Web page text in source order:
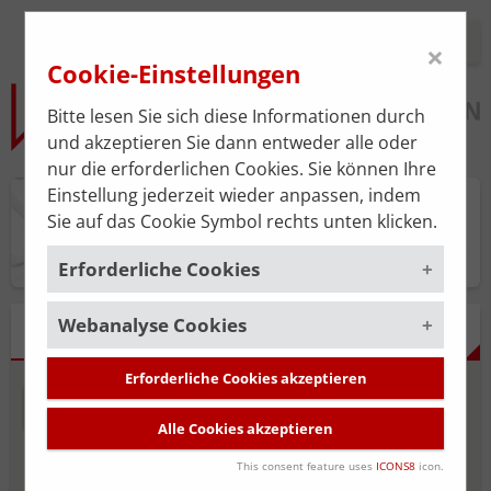
Praxisplan
ERGEBNISSE
NEUE SUCHE SUCHE BEARBEITEN
×
Cookie-Einstellungen
Bitte lesen Sie sich diese Informationen durch
und akzeptieren Sie dann entweder alle oder
nur die erforderlichen Cookies. Sie können Ihre
Einstellung jederzeit wieder anpassen, indem
Sie auf das Cookie Symbol rechts unten klicken.
Erforderliche Cookies
Um die korrekte Funktion der Website zu
gewährleisten, müssen gewisse Cookies
gesetzt werden. Diese erforderlichen
Cookies sind immer aktiviert.
Cookies, die für die allgemeine
Funktionalität der Website erforderlich
Webanalyse Cookies
Um unsere Serviceleistung stätig zu
verbessern, verwenden wir das
Webanalyse-ToolMatomo. Die
Datenerhebung ist standardmäßig
Erforderliche Cookies akzeptieren
Alle Cookies akzeptieren
This consent feature uses ICONS8icon.